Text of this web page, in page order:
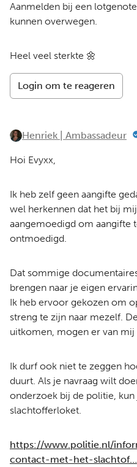
Aanmelden bij een
kunnen overwegen.
Heel veel sterkte 🌼
Login om te reageren
Henriek | Ambassadeur
Hoi Evyxx,
Ik heb zelf geen aangifte
wel herkennen dat het bij
aangemoedigd om aangifte
ontmoedigd.
Dat sommige
brengen naar je eigen
Ik heb ervoor gekozen om
streng te zijn naar mezelf.
uitkomen, mogen er van
Ik durf ook niet te zeggen
duurt. Als je navraag wilt
onderzoek bij de politie,
slachtofferloket.
https://www.politie.nl/
contact-met-het-slachtof…